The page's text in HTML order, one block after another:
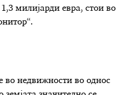
милијарди евра, стои во
во недвижности во однос